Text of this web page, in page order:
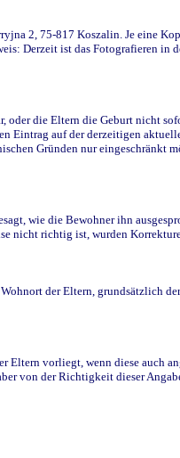
2, 75-817 Koszalin. Je eine
Derzeit ist das Fotografieren in
oder die Eltern die Geburt nicht
Eintrag auf der derzeitigen
Gründen nur eingeschränkt
wie die Bewohner ihn
nicht richtig ist, wurden
der Eltern, grundsätzlich der
Eltern vorliegt, wenn diese auch
von der Richtigkeit dieser